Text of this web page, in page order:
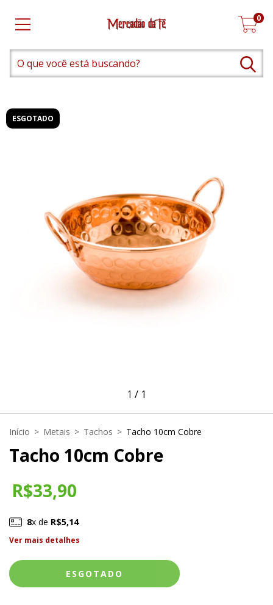
0
ESGOTADO
1 / 1
Início > Metais > Tachos > Tacho 10cm Cobre
Tacho 10cm Cobre
R$33,90
8x de R$5,14
Ver mais detalhes